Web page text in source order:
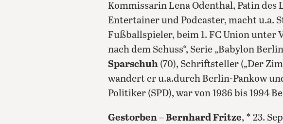
Kommissarin Lena Odenthal, Patin
Entertainer und Podcaster, macht u.a.
Fußballspieler, beim 1. FC Union unter
nach dem Schuss“, Serie „Babylon
Sparschuh (70), Schriftsteller („Der
wandert er u.a.durch Berlin-Pankow
Politiker (SPD), war von 1986 bis 1994
Gestorben–Bernhard Fritze, * 23.